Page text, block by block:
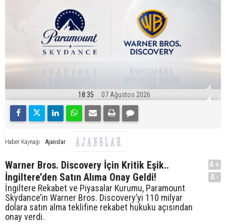
18:35 07 Ağustos 2026
Haber Kaynağı Ajanslar
Warner Bros. Discovery İçin Kritik Eşik..
İngiltere’den Satın Alıma Onay Geldi!
İngiltere Rekabet ve Piyasalar Kurumu, Paramount
Skydance’in Warner Bros. Discovery’yi 110 milyar
dolara satın alma teklifine rekabet hukuku açısından
onay verdi.
A+
A-